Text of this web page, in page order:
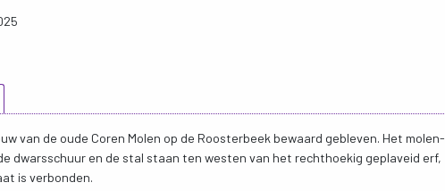
van de oude Coren Molen op de Roosterbeek bewaard gebleven. Het molen-
dwarsschuur en de stal staan ten westen van het rechthoekig geplaveid erf,
is verbonden.